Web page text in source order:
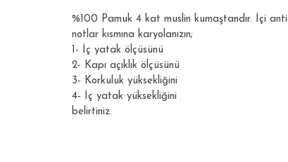
%100 Pamuk 4 kat muslin kumaştandır. İçi
notlar kısmına karyolanızın;
1- İç yatak ölçüsünü
2- Kapı açıklık ölçüsünü
3- Korkuluk yüksekliğini
4- İç yatak yüksekliğini
belirtiniz.